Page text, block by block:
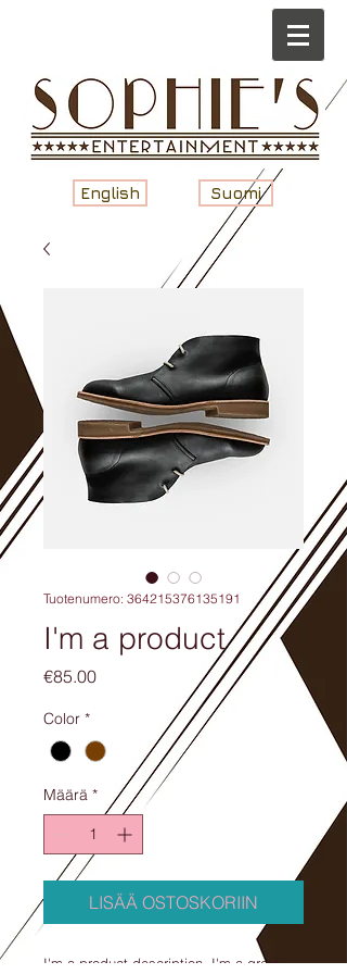
English Suomi
Tuotenumero: 364215376135191
I'm a product
€85.00Hinta
Color *
Määrä *
LISÄÄ OSTOSKORIIN
I'm a product description. I'm a great